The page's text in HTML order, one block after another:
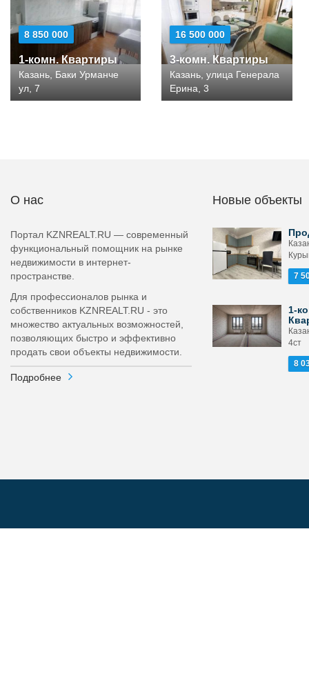
8 850 000
1-комн. Квартиры
Казань, Баки Урманче
ул, 7
16 500 000
3-комн. Квартиры
Казань, улица Генерала
Ерина, 3
О нас
Портал KZNREALT.RU — современный
функциональный помощник на рынке
недвижимости в интернет-
пространстве.
Для профессионалов рынка и
собственников KZNREALT.RU - это
множество актуальных возможностей,
позволяющих быстро и эффективно
продать свои объекты недвижимости.
Подробнее
Новые объекты
7
1-
4ст
8